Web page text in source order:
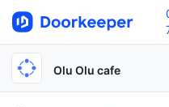
Olu Olu cafe